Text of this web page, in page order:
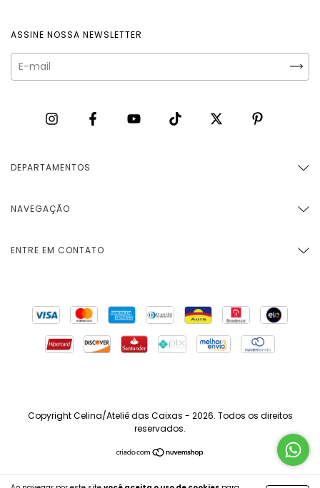
ASSINE NOSSA NEWSLETTER
DEPARTAMENTOS
NAVEGAÇÃO
ENTRE EM CONTATO
Copyright Celina/Ateliê das Caixas - 2026. Todos os direitos
reservados.